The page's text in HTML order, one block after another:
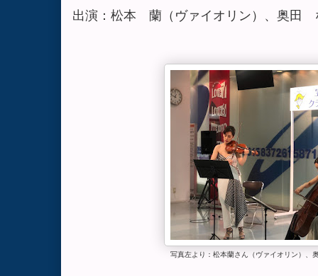
出演：松本 蘭（ヴァイオリン）、奥田
写真左より：松本蘭さん（ヴァイオリン）、